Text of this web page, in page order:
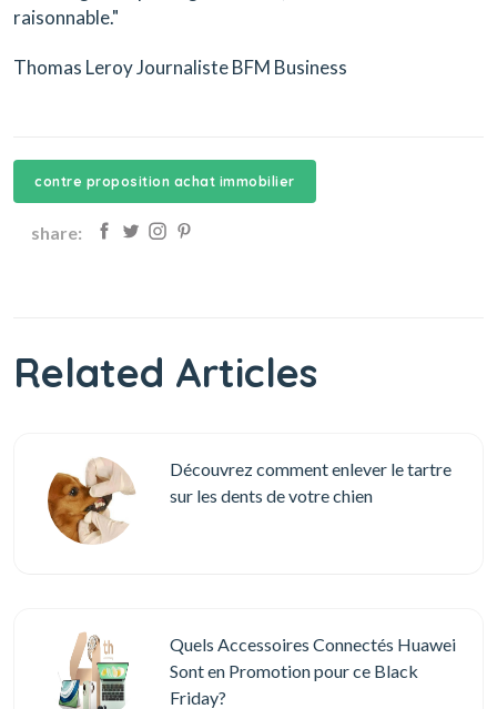
raisonnable."
Thomas Leroy Journaliste BFM Business
contre proposition achat immobilier
share:
Related Articles
Découvrez comment enlever le tartre
sur les dents de votre chien
Quels Accessoires Connectés Huawei
Sont en Promotion pour ce Black
Friday?